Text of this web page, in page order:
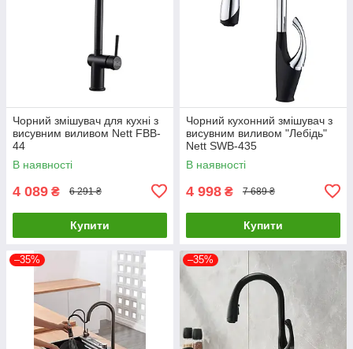
Чорний змішувач для кухні з
висувним виливом Nett FBB-
44
В наявності
4 089 ₴ 6 291 ₴
Купити
Чорний кухонний змішувач з
висувним виливом "Лебідь"
Nett SWB-435
В наявності
4 998 ₴ 7 689 ₴
Купити
–35% –35%